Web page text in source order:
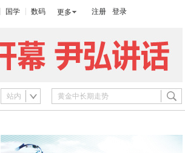
国学 数码 更多 注册 登录
站内